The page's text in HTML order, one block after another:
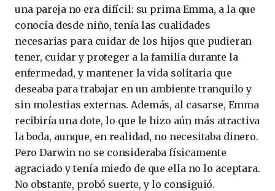
una pareja no era difícil: su prima Emma, a la que
conocía desde niño, tenía las cualidades
necesarias para cuidar de los hijos que pudieran
tener, cuidar y proteger a la familia durante la
enfermedad, y mantener la vida solitaria que
deseaba para trabajar en un ambiente tranquilo y
sin molestias externas. Además, al casarse, Emma
recibiría una dote, lo que le hizo aún más atractiva
la boda, aunque, en realidad, no necesitaba dinero.
Pero Darwin no se consideraba físicamente
agraciado y tenía miedo de que ella no lo aceptara.
No obstante, probó suerte, y lo consiguió.